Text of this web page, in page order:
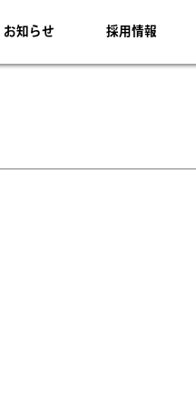
お知らせ 採用情報